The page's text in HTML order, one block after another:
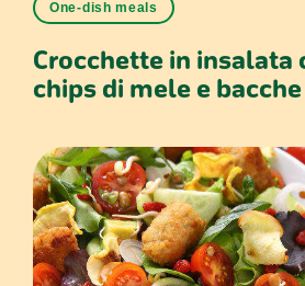
One-dish meals
Crocchette in insalata
chips di mele e